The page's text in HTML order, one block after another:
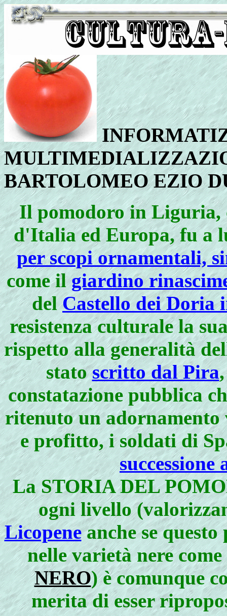
BARTOLOMEO EZIO
Ilpomodoro in Liguria,
d'Italia ed Europa, fu a
per scopi ornamentali,
come ilgiardino
delCastello dei Doria
resistenza culturale la
rispetto alla generalità
statoscritto dal Pira
constatazione pubblica
ritenuto un adornamento
e profitto, i soldati di
La STORIA DEL
ogni livello
Licopeneanche se
nelle varietà nere
NERO) è comunque
merita di esser